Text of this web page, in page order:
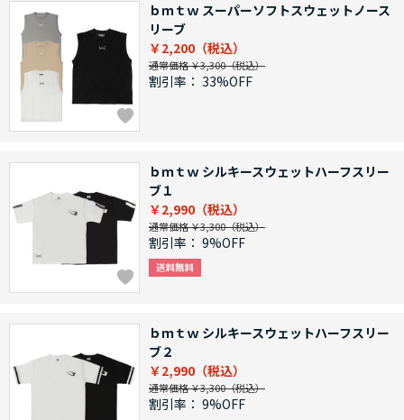
ｂｍｔｗ スーパーソフトスウェットノース
リーブ
￥2,200
通常価格 ￥3,300
割引率： 33%OFF
ｂｍｔｗ シルキースウェットハーフスリー
ブ１
￥2,990
通常価格 ￥3,300
割引率： 9%OFF
ｂｍｔｗ シルキースウェットハーフスリー
ブ２
￥2,990
通常価格 ￥3,300
割引率： 9%OFF